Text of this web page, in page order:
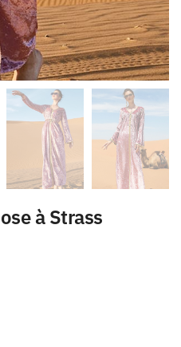
à Strass